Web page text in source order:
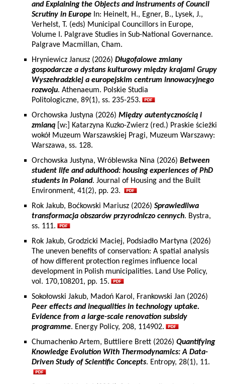
and Explaining the Objects and Instruments of Council
Scrutiny in Europe In: Heinelt, H., Egner, B., Lysek, J.,
Verhelst, T. (eds) Municipal Councillors in Europe,
Volume I. Palgrave Studies in Sub-National Governance.
Palgrave Macmillan, Cham.
Hryniewicz Janusz (2026) Długofalowe zmiany
gospodarcze a dystans kulturowy między krajami Grupy
Wyszehradzkiej a europejskim centrum innowacyjnego
rozwoju. Athenaeum. Polskie Studia
Politologiczne, 89(1), ss. 235-253.
Orchowska Justyna (2026) Między autentycznością i
zmianą [w:] Katarzyna Kuzko-Zwierz (red.) Praskie ścieżki
wokół Muzeum Warszawskiej Pragi, Muzeum Warszawy:
Warszawa, ss. 128.
Orchowska Justyna, Wróblewska Nina (2026) Between
student life and adulthood: housing experiences of PhD
students in Poland. Journal of Housing and the Built
Environment, 41(2), pp. 23.
Rok Jakub, Boćkowski Mariusz (2026) Sprawiedliwa
transformacja obszarów przyrodniczo cennych. Bystra,
ss. 111.
Rok Jakub, Grodzicki Maciej, Podsiadło Martyna (2026)
The uneven benefits of conservation: A spatial analysis
of how different protection regimes influence local
development in Polish municipalities. Land Use Policy,
vol. 170,108201, pp. 15.
Sokołowski Jakub, Madoń Karol, Frankowski Jan (2026)
Peer effects and inequalities in technology uptake.
Evidence from a large-scale renovation subsidy
programme. Energy Policy, 208, 114902.
Chumachenko Artem, Buttliere Brett (2026) Quantifying
Knowledge Evolution With Thermodynamics: A Data-
Driven Study of Scientific Concepts. Entropy, 28(1), 11.